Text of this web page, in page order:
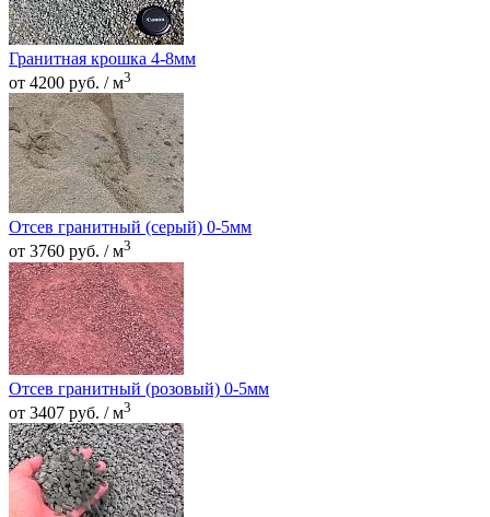
Гранитная крошка 4-8мм
от 4200 руб. / м3
Отсев гранитный (серый) 0-5мм
от 3760 руб. / м3
Отсев гранитный (розовый) 0-5мм
от 3407 руб. / м3